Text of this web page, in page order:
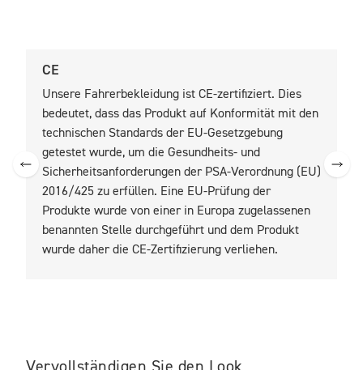
CE
Unsere Fahrerbekleidung ist CE-zertifiziert. Dies
bedeutet, dass das Produkt auf Konformität mit den
technischen Standards der EU-Gesetzgebung
getestet wurde, um die Gesundheits- und
Sicherheitsanforderungen der PSA-Verordnung (EU)
2016/425 zu erfüllen. Eine EU-Prüfung der
Produkte wurde von einer in Europa zugelassenen
benannten Stelle durchgeführt und dem Produkt
wurde daher die CE-Zertifizierung verliehen.
Vervollständigen Sie den Look